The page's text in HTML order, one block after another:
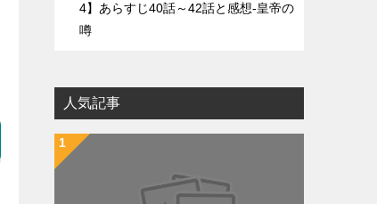
4】あらすじ40話～42話と感想-皇帝の
噂
人気記事